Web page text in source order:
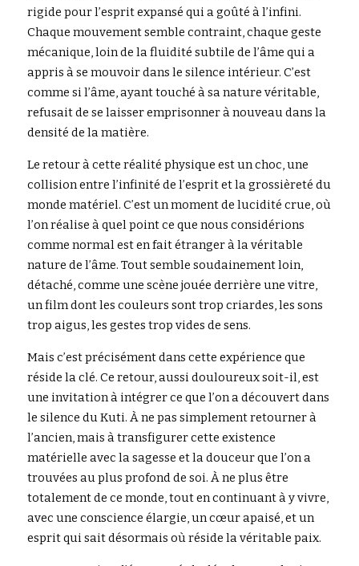
rigide pour l’esprit expansé qui a goûté à l’infini.
Chaque mouvement semble contraint, chaque geste
mécanique, loin de la fluidité subtile de l’âme qui a
appris à se mouvoir dans le silence intérieur. C’est
comme si l’âme, ayant touché à sa nature véritable,
refusait de se laisser emprisonner à nouveau dans la
densité de la matière.
Le retour à cette réalité physique est un choc, une
collision entre l’infinité de l’esprit et la grossièreté du
monde matériel. C’est un moment de lucidité crue, où
l’on réalise à quel point ce que nous considérions
comme normal est en fait étranger à la véritable
nature de l’âme. Tout semble soudainement loin,
détaché, comme une scène jouée derrière une vitre,
un film dont les couleurs sont trop criardes, les sons
trop aigus, les gestes trop vides de sens.
Mais c’est précisément dans cette expérience que
réside la clé. Ce retour, aussi douloureux soit-il, est
une invitation à intégrer ce que l’on a découvert dans
le silence du Kuti. À ne pas simplement retourner à
l’ancien, mais à transfigurer cette existence
matérielle avec la sagesse et la douceur que l’on a
trouvées au plus profond de soi. À ne plus être
totalement de ce monde, tout en continuant à y vivre,
avec une conscience élargie, un cœur apaisé, et un
esprit qui sait désormais où réside la véritable paix.